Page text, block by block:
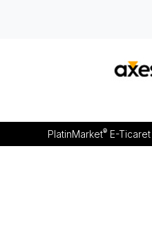
PlatinMarket®E-Ticaret